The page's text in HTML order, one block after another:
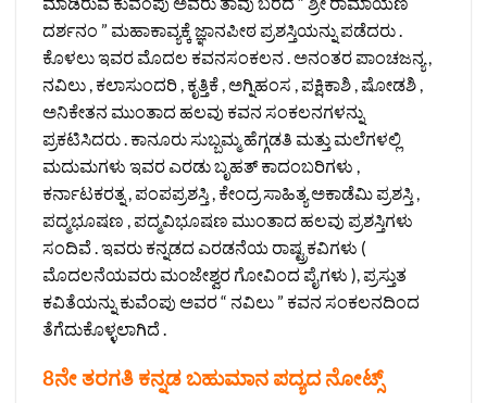
ದರ್ಶನಂ ” ಮಹಾಕಾವ್ಯಕ್ಕೆ ಜ್ಞಾನಪೀಠ ಪ್ರಶಸ್ತಿಯನ್ನು ಪಡೆದರು .
ಕೊಳಲು ಇವರ ಮೊದಲ ಕವನಸಂಕಲನ . ಅನಂತರ ಪಾಂಚಜನ್ಯ ,
ನವಿಲು , ಕಲಾಸುಂದರಿ , ಕೃತ್ತಿಕೆ , ಅಗ್ನಿಹಂಸ , ಪಕ್ಷಿಕಾಶಿ , ಷೋಡಶಿ ,
ಅನಿಕೇತನ ಮುಂತಾದ ಹಲವು ಕವನ ಸಂಕಲನಗಳನ್ನು
ಪ್ರಕಟಿಸಿದರು . ಕಾನೂರು ಸುಬ್ಬಮ್ಮ ಹೆಗ್ಗಡತಿ ಮತ್ತು ಮಲೆಗಳಲ್ಲಿ
ಮದುಮಗಳು ಇವರ ಎರಡು ಬೃಹತ್ ಕಾದಂಬರಿಗಳು ,
ಕರ್ನಾಟಕರತ್ನ , ಪಂಪಪ್ರಶಸ್ತಿ , ಕೇಂದ್ರ ಸಾಹಿತ್ಯ ಅಕಾಡೆಮಿ ಪ್ರಶಸ್ತಿ ,
ಪದ್ಮಭೂಷಣ , ಪದ್ಮವಿಭೂಷಣ ಮುಂತಾದ ಹಲವು ಪ್ರಶಸ್ತಿಗಳು
ಸಂದಿವೆ . ಇವರು ಕನ್ನಡದ ಎರಡನೆಯ ರಾಷ್ಟ್ರಕವಿಗಳು (
ಮೊದಲನೆಯವರು ಮಂಜೇಶ್ವರ ಗೋವಿಂದ ಪೈಗಳು ), ಪ್ರಸ್ತುತ
ಕವಿತೆಯನ್ನು ಕುವೆಂಪು ಅವರ “ ನವಿಲು ” ಕವನ ಸಂಕಲನದಿಂದ
ತೆಗೆದುಕೊಳ್ಳಲಾಗಿದೆ .
8ನೇ ತರಗತಿ ಕನ್ನಡ ಬಹುಮಾನ ಪದ್ಯದ ನೋಟ್ಸ್‌